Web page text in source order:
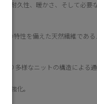
耐久性、暖かさ、そして必要
の特性を備えた天然繊維である
り多様なニットの構造による通
強化。